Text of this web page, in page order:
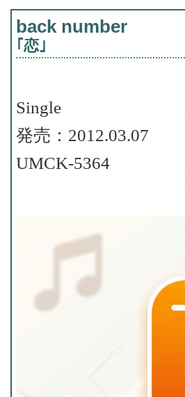
back number
｢恋｣
Single
発売：2012.03.07
UMCK-5364